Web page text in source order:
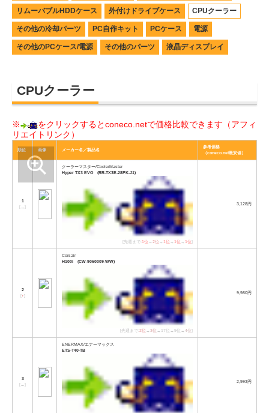
リムーバブルHDDケース 外付けドライブケース CPUクーラー
その他の冷却パーツ PC自作キット PCケース 電源
その他のPCケース/電源 その他のパーツ 液晶ディスプレイ
CPUクーラー
※
をクリックするとconeco.netで価格比較できます（アフィ
リエイトリンク）
順位 画像 メーカー名／製品名
参考価格
（coneco.net最安値）
1
[
]
クーラーマスター/CoolerMaster
Hyper TX3 EVO (RR-TX3E-28PK-J1)
[先週まで:1位 →2位 →1位 →1位 →1位]
3,128円
2
[↑]
Corsair
H100i (CW-9060009-WW)
[先週まで:2位 →3位 →17位→9位→4位]
9,980円
3
[
]
ENERMAX/エナーマックス
ETS-T40-TB
2,993円